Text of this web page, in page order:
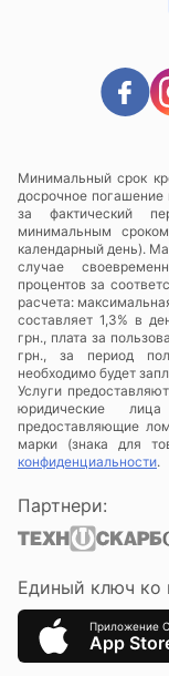
Минимальный срок
досрочное погашение
за фактический
минимальным
календарный день).
случае
процентов за
расчета:
составляет 1,3% в
грн., плата за
грн., за период
необходимо будет
Услуги
юридические
предоставляющие
марки (знака для
конфиденциальности.
Партнери:
Единый ключ ко
Приложение
App